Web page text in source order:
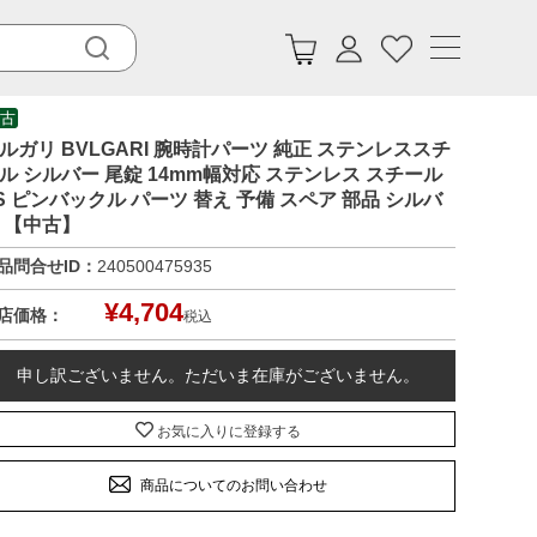
ガリ BVLGARI 腕時計パーツ 純正 ステンレススチ
シルバー 尾錠 14mm幅対応 ステンレス スチール
ピンバックル パーツ 替え 予備 スペア 部品 シルバ
中古】
問合せID： 240500475935
価格： ¥4,704税込
申し訳ございません。ただいま在庫がございません。
お気に入りに登録する
商品についてのお問い合わせ